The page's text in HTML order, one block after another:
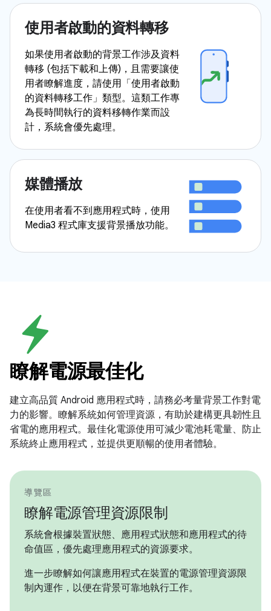
使用者啟動的資料轉移
如果使用者啟動的背景工作涉及資料
轉移 (包括下載和上傳)，且需要讓使
用者瞭解進度，請使用「使用者啟動
的資料轉移工作」類型。這類工作專
為長時間執行的資料移轉作業而設
計，系統會優先處理。
媒體播放
在使用者看不到應用程式時，使用
Media3 程式庫支援背景播放功能。
瞭解電源最佳化
建立高品質 Android 應用程式時，請務必考量背景工作對電
力的影響。瞭解系統如何管理資源，有助於建構更具韌性且
省電的應用程式。最佳化電源使用可減少電池耗電量、防止
系統終止應用程式，並提供更順暢的使用者體驗。
導覽區
瞭解電源管理資源限制
系統會根據裝置狀態、應用程式狀態和應用程式的待
命值區，優先處理應用程式的資源要求。
進一步瞭解如何讓應用程式在裝置的電源管理資源限
制內運作，以便在背景可靠地執行工作。